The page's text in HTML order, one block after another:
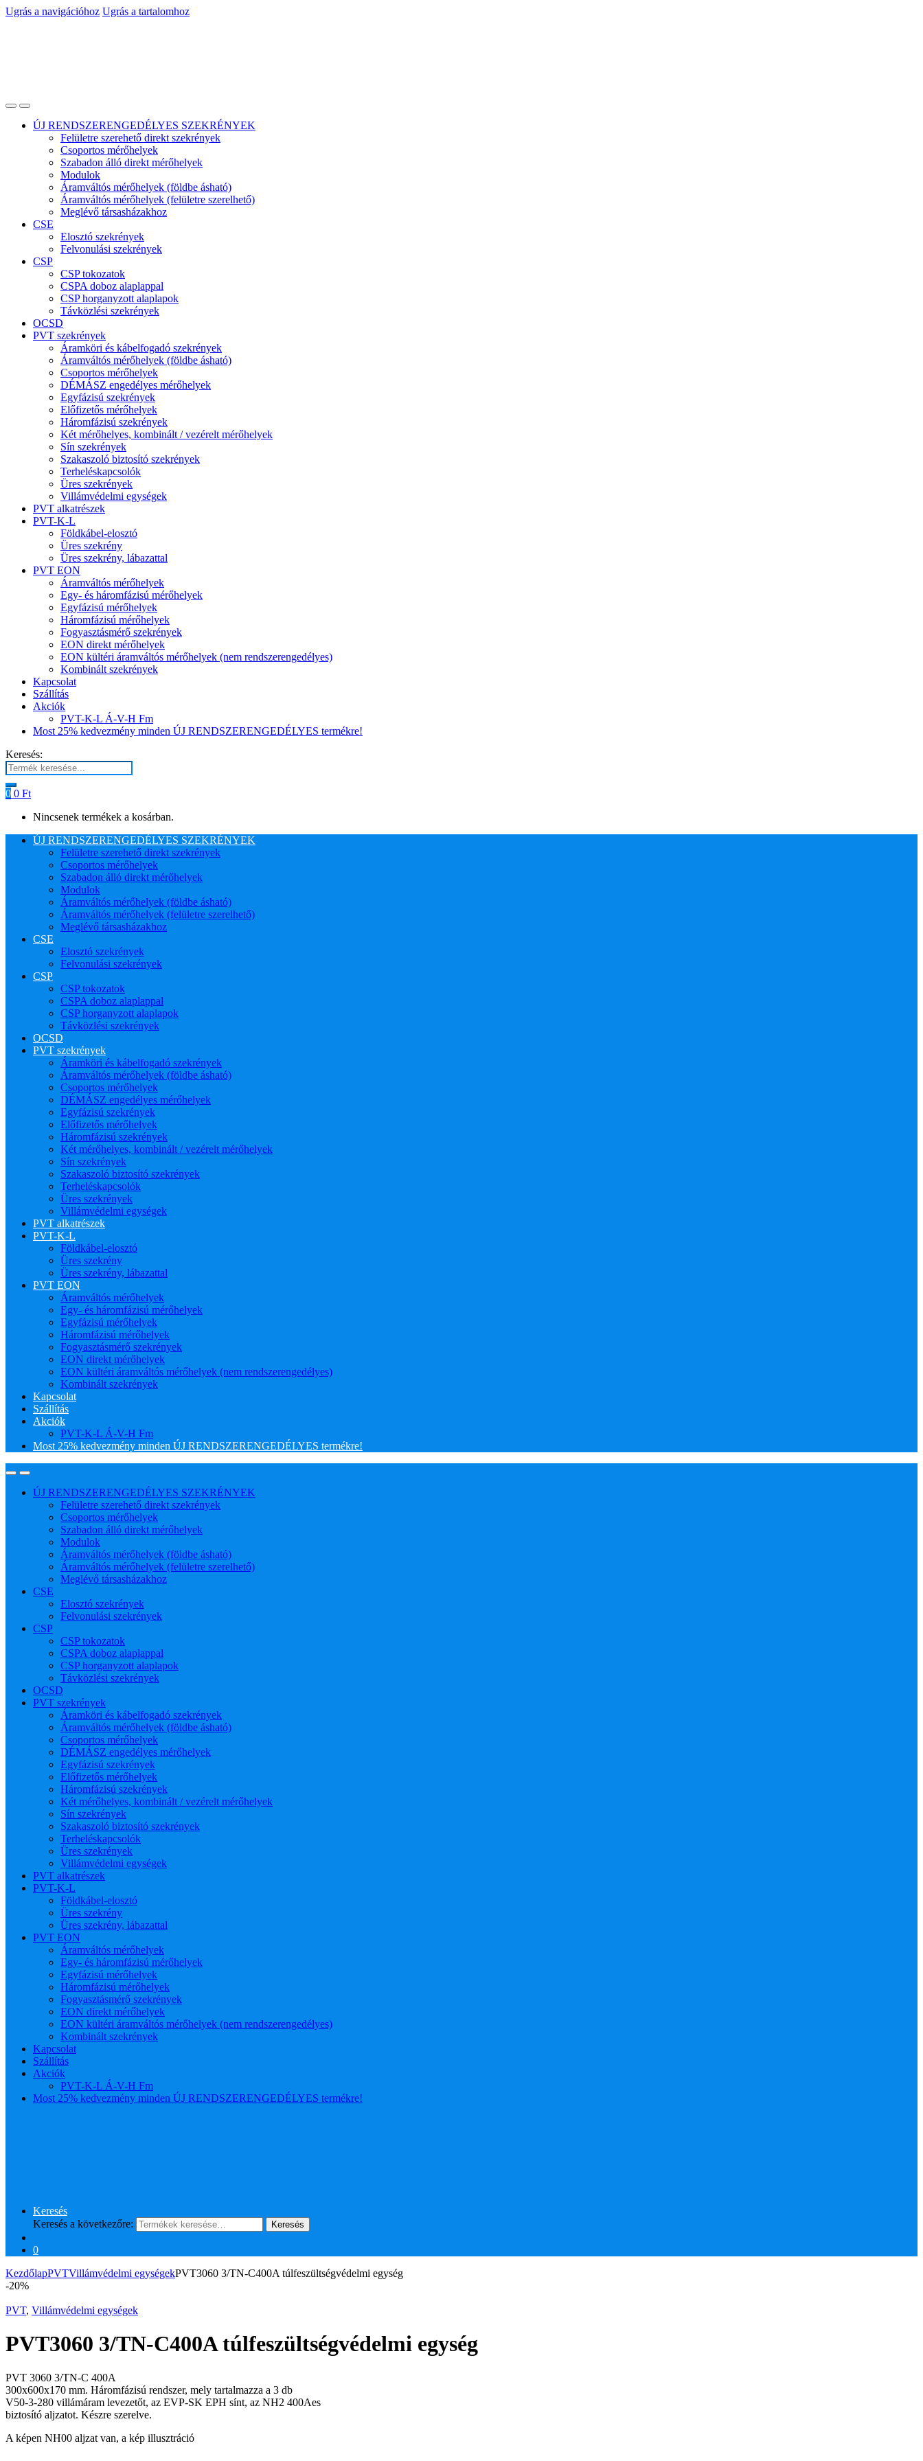
Ugrás a navigációhoz Ugrás a tartalomhoz
ÚJ RENDSZERENGEDÉLYES SZEKRÉNYEK
Felületre szerehető direkt szekrények
Csoportos mérőhelyek
Szabadon álló direkt mérőhelyek
Modulok
Áramváltós mérőhelyek (földbe ásható)
Áramváltós mérőhelyek (felületre szerelhető)
Meglévő társasházakhoz
CSE
Elosztó szekrények
Felvonulási szekrények
CSP
CSP tokozatok
CSPA doboz alaplappal
CSP horganyzott alaplapok
Távközlési szekrények
OCSD
PVT szekrények
Áramköri és kábelfogadó szekrények
Áramváltós mérőhelyek (földbe ásható)
Csoportos mérőhelyek
DÉMÁSZ engedélyes mérőhelyek
Egyfázisú szekrények
Előfizetős mérőhelyek
Háromfázisú szekrények
Két mérőhelyes, kombinált / vezérelt mérőhelyek
Sín szekrények
Szakaszoló biztosító szekrények
Terheléskapcsolók
Üres szekrények
Villámvédelmi egységek
PVT alkatrészek
PVT-K-L
Földkábel-elosztó
Üres szekrény
Üres szekrény, lábazattal
PVT EON
Áramváltós mérőhelyek
Egy- és háromfázisú mérőhelyek
Egyfázisú mérőhelyek
Háromfázisú mérőhelyek
Fogyasztásmérő szekrények
EON direkt mérőhelyek
EON kültéri áramváltós mérőhelyek (nem rendszerengedélyes)
Kombinált szekrények
Kapcsolat
Szállítás
Akciók
PVT-K-L Á-V-H Fm
Most 25% kedvezmény minden ÚJ RENDSZERENGEDÉLYES termékre!
Keresés:
0 0 Ft
Nincsenek termékek a kosárban.
ÚJ RENDSZERENGEDÉLYES SZEKRÉNYEK
Felületre szerehető direkt szekrények
Csoportos mérőhelyek
Szabadon álló direkt mérőhelyek
Modulok
Áramváltós mérőhelyek (földbe ásható)
Áramváltós mérőhelyek (felületre szerelhető)
Meglévő társasházakhoz
CSE
Elosztó szekrények
Felvonulási szekrények
CSP
CSP tokozatok
CSPA doboz alaplappal
CSP horganyzott alaplapok
Távközlési szekrények
OCSD
PVT szekrények
Áramköri és kábelfogadó szekrények
Áramváltós mérőhelyek (földbe ásható)
Csoportos mérőhelyek
DÉMÁSZ engedélyes mérőhelyek
Egyfázisú szekrények
Előfizetős mérőhelyek
Háromfázisú szekrények
Két mérőhelyes, kombinált / vezérelt mérőhelyek
Sín szekrények
Szakaszoló biztosító szekrények
Terheléskapcsolók
Üres szekrények
Villámvédelmi egységek
PVT alkatrészek
PVT-K-L
Földkábel-elosztó
Üres szekrény
Üres szekrény, lábazattal
PVT EON
Áramváltós mérőhelyek
Egy- és háromfázisú mérőhelyek
Egyfázisú mérőhelyek
Háromfázisú mérőhelyek
Fogyasztásmérő szekrények
EON direkt mérőhelyek
EON kültéri áramváltós mérőhelyek (nem rendszerengedélyes)
Kombinált szekrények
Kapcsolat
Szállítás
Akciók
PVT-K-L Á-V-H Fm
Most 25% kedvezmény minden ÚJ RENDSZERENGEDÉLYES termékre!
ÚJ RENDSZERENGEDÉLYES SZEKRÉNYEK
Felületre szerehető direkt szekrények
Csoportos mérőhelyek
Szabadon álló direkt mérőhelyek
Modulok
Áramváltós mérőhelyek (földbe ásható)
Áramváltós mérőhelyek (felületre szerelhető)
Meglévő társasházakhoz
CSE
Elosztó szekrények
Felvonulási szekrények
CSP
CSP tokozatok
CSPA doboz alaplappal
CSP horganyzott alaplapok
Távközlési szekrények
OCSD
PVT szekrények
Áramköri és kábelfogadó szekrények
Áramváltós mérőhelyek (földbe ásható)
Csoportos mérőhelyek
DÉMÁSZ engedélyes mérőhelyek
Egyfázisú szekrények
Előfizetős mérőhelyek
Háromfázisú szekrények
Két mérőhelyes, kombinált / vezérelt mérőhelyek
Sín szekrények
Szakaszoló biztosító szekrények
Terheléskapcsolók
Üres szekrények
Villámvédelmi egységek
PVT alkatrészek
PVT-K-L
Földkábel-elosztó
Üres szekrény
Üres szekrény, lábazattal
PVT EON
Áramváltós mérőhelyek
Egy- és háromfázisú mérőhelyek
Egyfázisú mérőhelyek
Háromfázisú mérőhelyek
Fogyasztásmérő szekrények
EON direkt mérőhelyek
EON kültéri áramváltós mérőhelyek (nem rendszerengedélyes)
Kombinált szekrények
Kapcsolat
Szállítás
Akciók
PVT-K-L Á-V-H Fm
Most 25% kedvezmény minden ÚJ RENDSZERENGEDÉLYES termékre!
Keresés
Keresés a következőre:
Keresés
0
KezdőlapPVTVillámvédelmi egységekPVT3060 3/TN-C400A túlfeszültségvédelmi egység
-20%
PVT, Villámvédelmi egységek
PVT3060 3/TN-C400A túlfeszültségvédelmi egység
PVT 3060 3/TN-C 400A
300x600x170 mm. Háromfázisú rendszer, mely tartalmazza a 3 db
V50-3-280 villámáram levezetőt, az EVP-SK EPH sínt, az NH2 400Aes
biztosító aljzatot. Készre szerelve.
A képen NH00 aljzat van, a kép illusztráció